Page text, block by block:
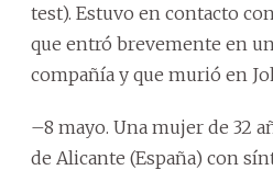
test). Estuvo en contacto
que entró brevemente en
compañía y que murió en
–8 mayo. Una mujer de 32
de Alicante (España) con